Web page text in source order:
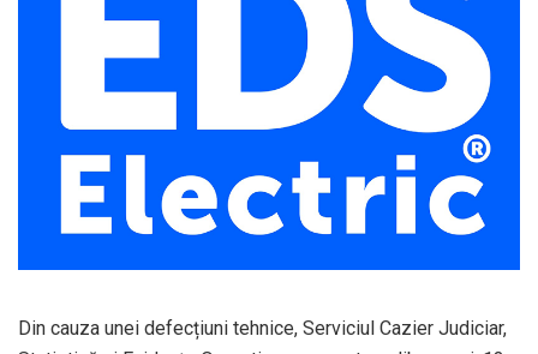
Din cauza unei defecțiuni tehnice, Serviciul Cazier Judiciar,